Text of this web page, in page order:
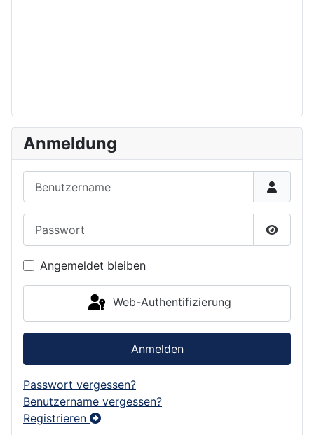
Anmeldung
Angemeldet bleiben
Web-Authentifizierung
Anmelden
Passwort vergessen?
Benutzername vergessen?
Registrieren